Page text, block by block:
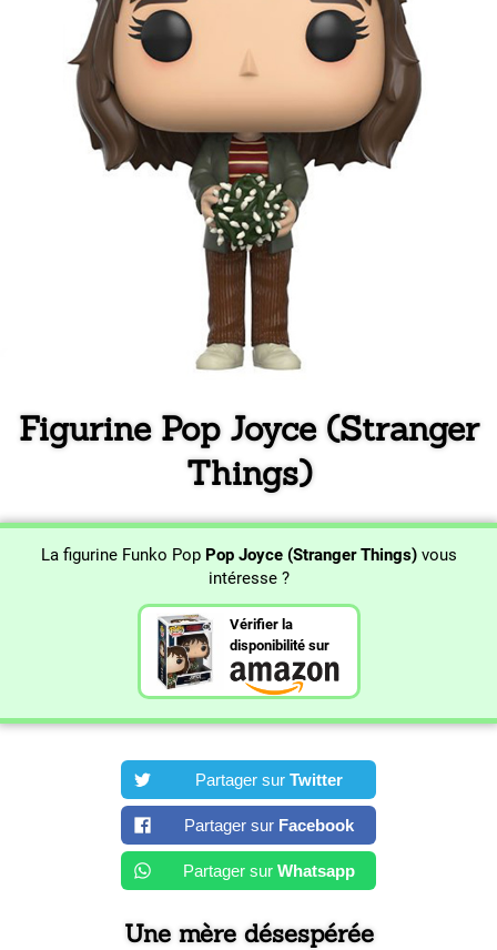
Figurine Pop Joyce (Stranger
Things)
La figurine Funko Pop Pop Joyce (Stranger Things)vous
intéresse ?
Vérifier la
disponibilité sur
Partager sur Twitter
Partager sur Facebook
Partager sur Whatsapp
Une mère désespérée